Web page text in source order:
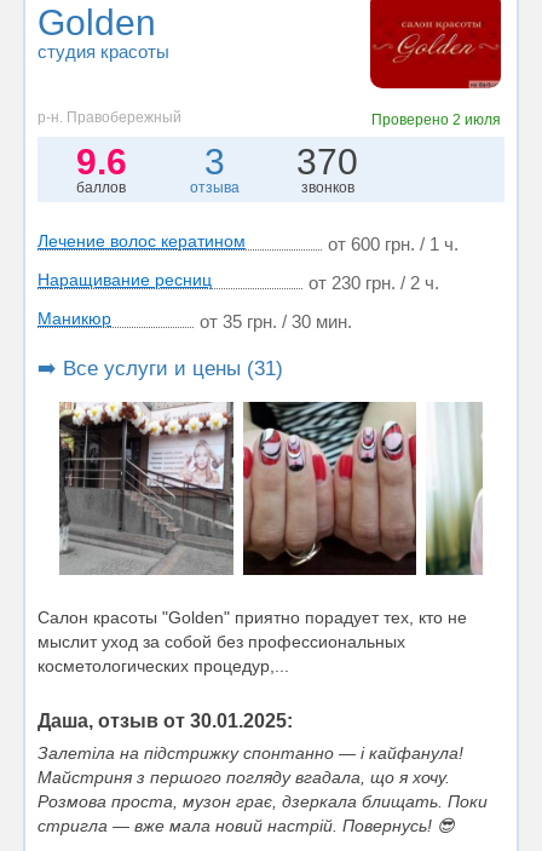
Golden
студия красоты
р-н. Правобережный Проверено 2 июля
9.6
баллов
3
отзыва
370
звонков
Лечение волос кератином от 600 грн. / 1 ч.
Наращивание ресниц от 230 грн. / 2 ч.
Маникюр от 35 грн. / 30 мин.
➡️ Все услуги и цены (31)
Салон красоты "Golden" приятно порадует тех, кто не
мыслит уход за собой без профессиональных
косметологических процедур,...
Даша, отзыв от 30.01.2025:
Залетіла на підстрижку спонтанно — і кайфанула!
Майстриня з першого погляду вгадала, що я хочу.
Розмова проста, музон грає, дзеркала блищать. Поки
стригла — вже мала новий настрій. Повернусь! 😎